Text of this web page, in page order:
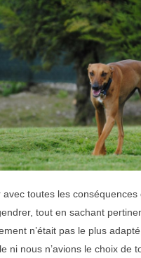
avec toutes les conséquences
tout en sachant
n’était pas le plus
ni nous n’avions le choix de